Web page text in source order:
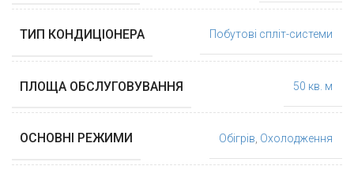
ТИП КОНДИЦІОНЕРА Побутові спліт-системи
ПЛОЩА ОБСЛУГОВУВАННЯ 50 кв. м
ОСНОВНІ РЕЖИМИ Обігрів Охолодження